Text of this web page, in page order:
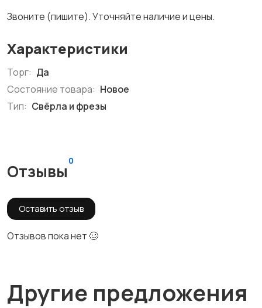
Звоните (пишите). Уточняйте наличие и цены.
Характеристики
Торг: Да
Состояние товара: Новое
Тип: Свёрла и фрезы
Отзывы
0
Оставить отзыв
Отзывов пока нет 🥴
Другие предложения